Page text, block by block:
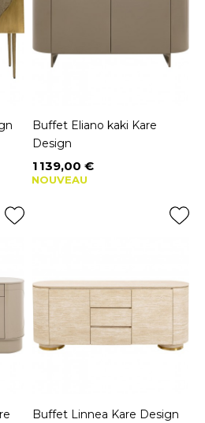
Buffet Eliano kaki Kare
Design
Prix
1 139,00 €
NOUVEAU
Buffet Linnea Kare Design